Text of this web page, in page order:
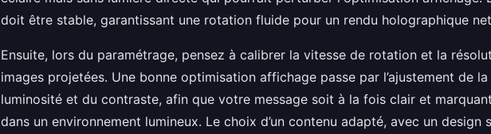
doit être stable, garantissant une rotation fluide pour un rendu holographique
Ensuite, lors du paramétrage, pensez à calibrer la vitesse de rotation et la
images projetées. Une bonne optimisation affichage passe par l’ajustement de la
luminosité et du contraste, afin que votre message soit à la fois clair et
dans un environnement lumineux. Le choix d’un contenu adapté, avec un design